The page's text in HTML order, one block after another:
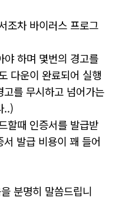
조차 바이러스 프로그
야 하며 몇번의 경고를
다운이 완료되어 실행
를 무시하고 넘어가는
..)
할때 인증서를 발급받
발급 비용이 꽤 들어
분명히 말씀드립니